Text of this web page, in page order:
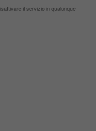
il servizio in qualunque